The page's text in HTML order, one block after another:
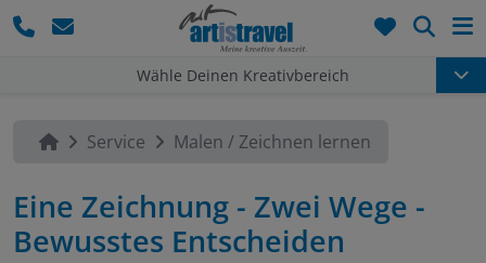
Wähle Deinen Kreativbereich
Service Malen / Zeichnen lernen
Eine Zeichnung - Zwei Wege -
Bewusstes Entscheiden